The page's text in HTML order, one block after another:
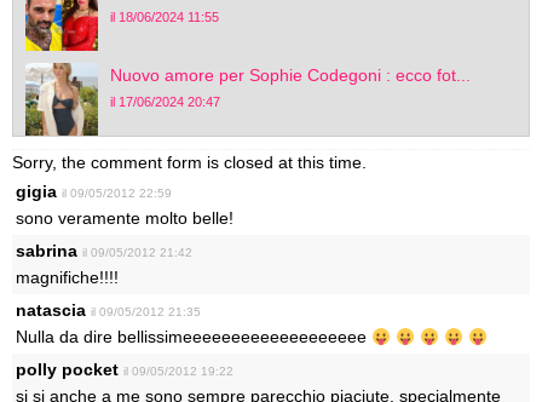
il 18/06/2024 11:55
Nuovo amore per Sophie Codegoni : ecco fot...
il 17/06/2024 20:47
Sorry, the comment form is closed at this time.
gigia il 09/05/2012 22:59
sono veramente molto belle!
sabrina il 09/05/2012 21:42
magnifiche!!!!
natascia il 09/05/2012 21:35
Nulla da dire bellissimeeeeeeeeeeeeeeeeeee
polly pocket il 09/05/2012 19:22
si si anche a me sono sempre parecchio piaciute, specialmente